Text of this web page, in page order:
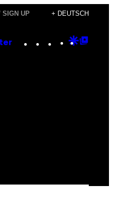
SIGN UP + DEUTSCH
Instagram
TikTok
YouTube
Google